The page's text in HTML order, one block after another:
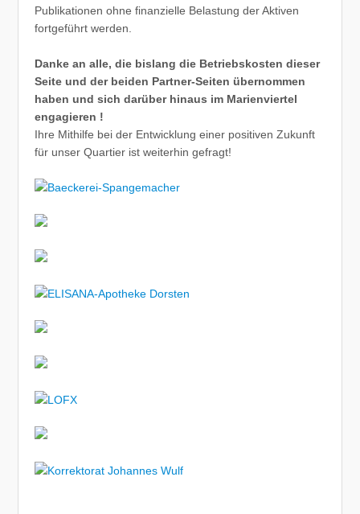
Publikationen ohne finanzielle Belastung der Aktiven
fortgeführt werden.
Danke an alle, die bislang die Betriebskosten dieser
Seite und der beiden Partner-Seiten übernommen
haben und sich darüber hinaus im Marienviertel
engagieren !
Ihre Mithilfe bei der Entwicklung einer positiven Zukunft
für unser Quartier ist weiterhin gefragt!